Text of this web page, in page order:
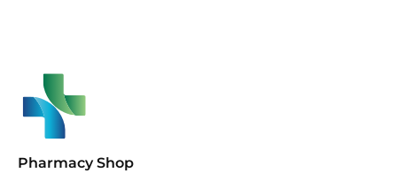
Pharmacy Shop